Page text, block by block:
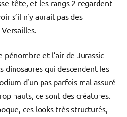
tête, et les rangs 2 regardent
s’il n’y aurait pas des
pénombre et l’air de Jurassic
dinosaures qui descendent les
d’un pas parfois mal assuré
hauts, ce sont des créatures.
ces looks très structurés,